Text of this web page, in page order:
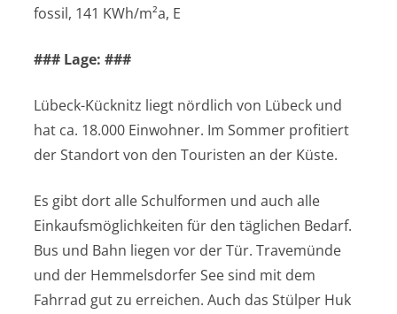
fossil, 141 KWh/m²a, E
### Lage: ###
Lübeck-Kücknitz liegt nördlich von Lübeck und
hat ca. 18.000 Einwohner. Im Sommer profitiert
der Standort von den Touristen an der Küste.
Es gibt dort alle Schulformen und auch alle
Einkaufsmöglichkeiten für den täglichen Bedarf.
Bus und Bahn liegen vor der Tür. Travemünde
und der Hemmelsdorfer See sind mit dem
Fahrrad gut zu erreichen. Auch das Stülper Huk